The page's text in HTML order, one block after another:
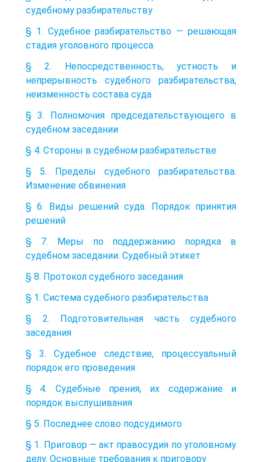
судебному разбирательству
§ 1. Судебное разбирательство — решающая
стадия уголовного процесса
§ 2. Непосредственность, устность и
непрерывность судебного разбирательства,
неизменность состава суда
§ 3. Полномочия председательствующего в
судебном заседании
§ 4. Стороны в судебном разбирательстве
§ 5. Пределы судебного разбирательства.
Изменение обвинения
§ 6. Виды решений суда. Порядок принятия
решений
§ 7. Меры по поддержанию порядка в
судебном заседании. Судебный этикет
§ 8. Протокол судебного заседания
§ 1. Система судебного разбирательства
§ 2. Подготовительная часть судебного
заседания
§ 3. Судебное следствие, процессуальный
порядок его проведения
§ 4. Судебные прения, их содержание и
порядок выслушивания
§ 5. Последнее слово подсудимого
§ 1. Приговор — акт правосудия по уголовному
делу. Основные требования к приговору